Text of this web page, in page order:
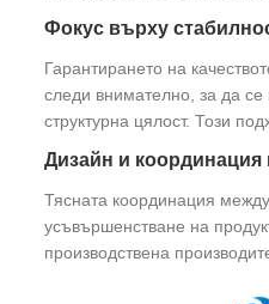
Фокус върху
Гарантирането на
следи внимателно, за да се
структурна цялост. Този
Дизайн и координация
Тясната координация
усъвършенстване на
производствена